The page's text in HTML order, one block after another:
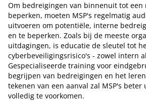
Om bedreigingen van binnenuit tot
beperken, moeten MSP's regelmatig
uitvoeren om potentiële, interne
en te beperken. Zoals bij de meeste
uitdagingen, is educatie de sleutel tot
cyberbeveiligingsrisico's - zowel intern
Gespecialiseerde training voor
begrijpen van bedreigingen en het
tekenen van een aanval zal MSP's
volledig te voorkomen.